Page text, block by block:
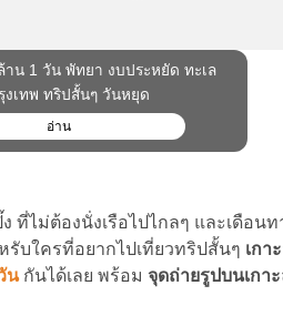
ที่ไม่ต้องนั่งเรือไปไกลๆ และเดือน
รับใครที่อยากไปเที่ยวทริปสั้นๆ เกา
นกันได้เลย พร้อม จุดถ่ายรูปบนเกา